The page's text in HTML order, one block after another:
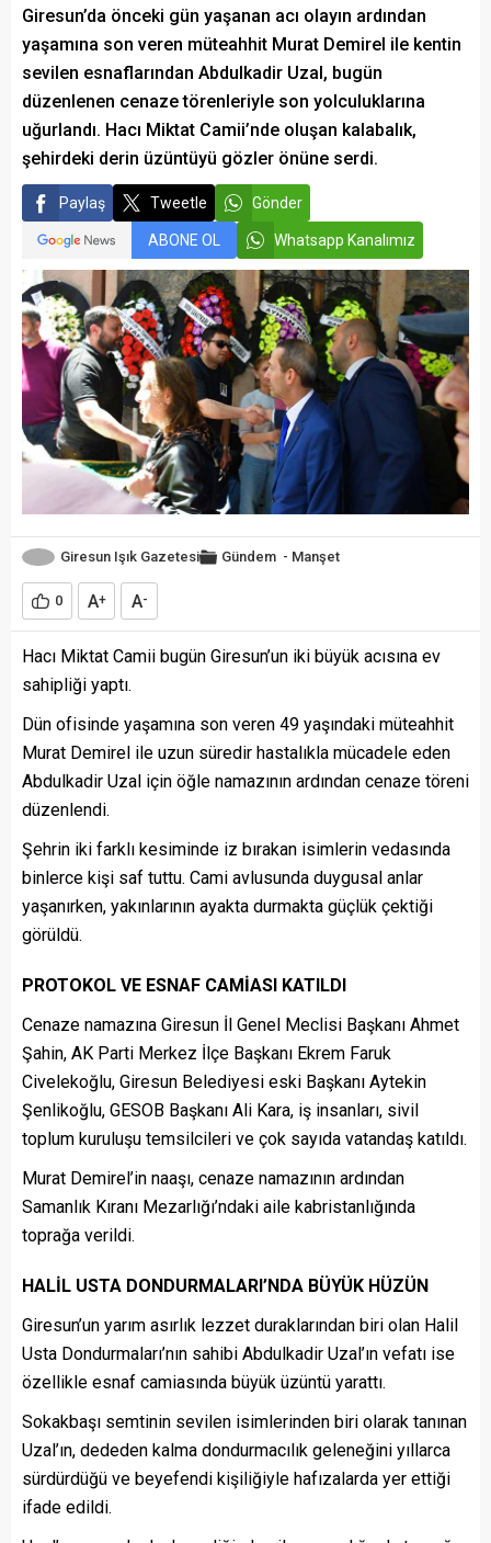
Giresun’da önceki gün yaşanan acı olayın ardından
yaşamına son veren müteahhit Murat Demirel ile kentin
sevilen esnaflarından Abdulkadir Uzal, bugün
düzenlenen cenaze törenleriyle son yolculuklarına
uğurlandı. Hacı Miktat Camii’nde oluşan kalabalık,
şehirdeki derin üzüntüyü gözler önüne serdi.
Paylaş Tweetle Gönder
ABONE OL Whatsapp Kanalımız
Giresun Işık Gazetesi Gündem - Manşet
0 A+ A-
Hacı Miktat Camii bugün Giresun’un iki büyük acısına ev
sahipliği yaptı.
Dün ofisinde yaşamına son veren 49 yaşındaki müteahhit
Murat Demirel ile uzun süredir hastalıkla mücadele eden
Abdulkadir Uzal için öğle namazının ardından cenaze töreni
düzenlendi.
Şehrin iki farklı kesiminde iz bırakan isimlerin vedasında
binlerce kişi saf tuttu. Cami avlusunda duygusal anlar
yaşanırken, yakınlarının ayakta durmakta güçlük çektiği
görüldü.
PROTOKOL VE ESNAF CAMİASI KATILDI
Cenaze namazına Giresun İl Genel Meclisi Başkanı Ahmet
Şahin, AK Parti Merkez İlçe Başkanı Ekrem Faruk
Civelekoğlu, Giresun Belediyesi eski Başkanı Aytekin
Şenlikoğlu, GESOB Başkanı Ali Kara, iş insanları, sivil
toplum kuruluşu temsilcileri ve çok sayıda vatandaş katıldı.
Murat Demirel’in naaşı, cenaze namazının ardından
Samanlık Kıranı Mezarlığı’ndaki aile kabristanlığında
toprağa verildi.
HALİL USTA DONDURMALARI’NDA BÜYÜK HÜZÜN
Giresun’un yarım asırlık lezzet duraklarından biri olan Halil
Usta Dondurmaları’nın sahibi Abdulkadir Uzal’ın vefatı ise
özellikle esnaf camiasında büyük üzüntü yarattı.
Sokakbaşı semtinin sevilen isimlerinden biri olarak tanınan
Uzal’ın, dededen kalma dondurmacılık geleneğini yıllarca
sürdürdüğü ve beyefendi kişiliğiyle hafızalarda yer ettiği
ifade edildi.